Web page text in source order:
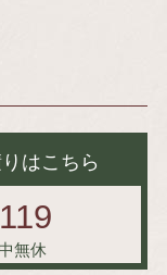
はこちら
無休